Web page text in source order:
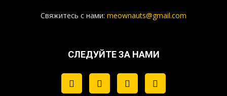
Свяжитесь с нами: meownauts@gmail.com
СЛЕДУЙТЕ ЗА НАМИ